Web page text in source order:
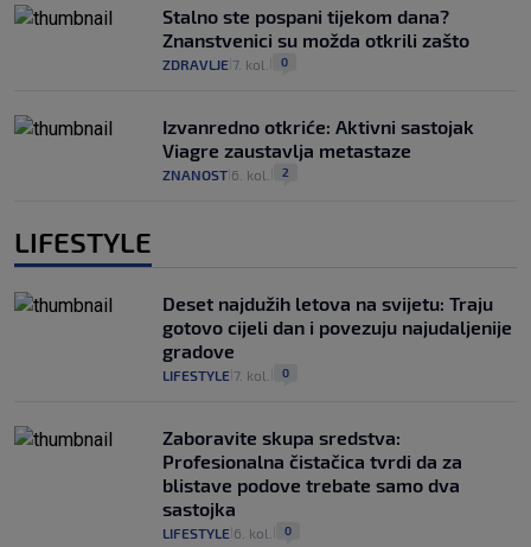
Stalno ste pospani tijekom dana?
Znanstvenici su možda otkrili zašto
ZDRAVLJE 7. kol. 0
Izvanredno otkriće: Aktivni sastojak
Viagre zaustavlja metastaze
ZNANOST 6. kol. 2
LIFESTYLE
Deset najdužih letova na svijetu: Traju
gotovo cijeli dan i povezuju najudaljenije
gradove
LIFESTYLE 7. kol. 0
Zaboravite skupa sredstva:
Profesionalna čistačica tvrdi da za
blistave podove trebate samo dva
sastojka
LIFESTYLE 6. kol. 0